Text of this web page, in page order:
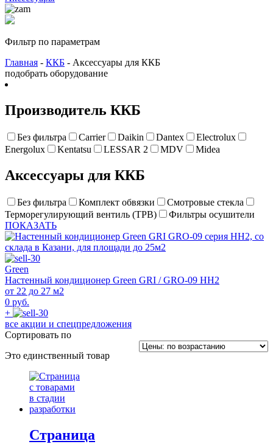
Фильтр по параметрам
Главная - ККБ - Аксессуары для ККБ
подобрать оборудование
Производитель ККБ
Без фильтра Carrier Daikin Dantex
Electrolux
Energolux
Kentatsu LESSAR 2 MDV Midea
Аксессуары для ККБ
Без фильтра Комплект обвязки
Смотровые стекла
Терморегулирующий вентиль (ТРВ)
Фильтры осушители
ПОКАЗАТЬ
Green
Настенный кондиционер Green GRI / GRO-09 HH2
от 22 до 27 м2
0 руб.
+
все акции и спецпредложения
Сортировать по
Это единственный товар
Страница